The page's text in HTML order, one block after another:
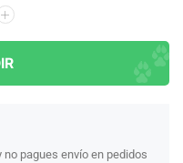
pagues envío en pedidos